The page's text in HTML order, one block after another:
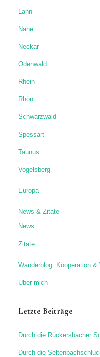
Lahn
Nahe
Neckar
Odenwald
Rhein
Rhön
Schwarzwald
Spessart
Taunus
Vogelsberg
Europa
News & Zitate
News
Zitate
Wanderblog: Kooperation &
Über mich
Letzte Beiträge
Durch die Rückersbacher
Durch die